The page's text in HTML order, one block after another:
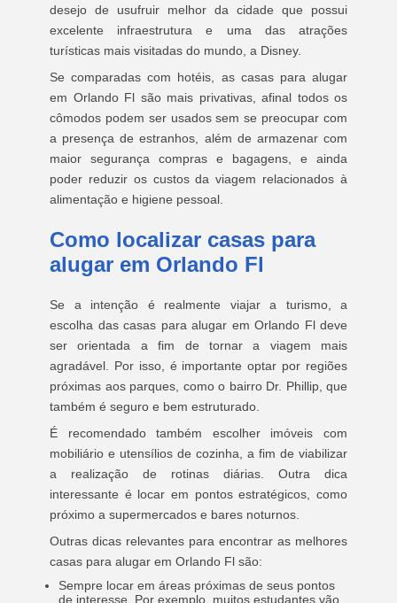
desejo de usufruir melhor da cidade que possui
excelente infraestrutura e uma das atrações
turísticas mais visitadas do mundo, a Disney.
Se comparadas com hotéis, as casas para alugar
em Orlando Fl são mais privativas, afinal todos os
cômodos podem ser usados sem se preocupar com
a presença de estranhos, além de armazenar com
maior segurança compras e bagagens, e ainda
poder reduzir os custos da viagem relacionados à
alimentação e higiene pessoal.
Como localizar casas para
alugar em Orlando Fl
Se a intenção é realmente viajar a turismo, a
escolha das casas para alugar em Orlando Fl deve
ser orientada a fim de tornar a viagem mais
agradável. Por isso, é importante optar por regiões
próximas aos parques, como o bairro Dr. Phillip, que
também é seguro e bem estruturado.
É recomendado também escolher imóveis com
mobiliário e utensílios de cozinha, a fim de viabilizar
a realização de rotinas diárias. Outra dica
interessante é locar em pontos estratégicos, como
próximo a supermercados e bares noturnos.
Outras dicas relevantes para encontrar as melhores
casas para alugar em Orlando Fl são:
Sempre locar em áreas próximas de seus pontos
de interesse. Por exemplo, muitos estudantes vão